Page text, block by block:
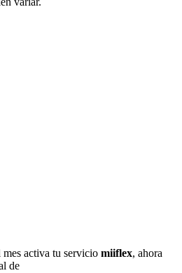
mes activa tu servicio miiflex, ahora
de